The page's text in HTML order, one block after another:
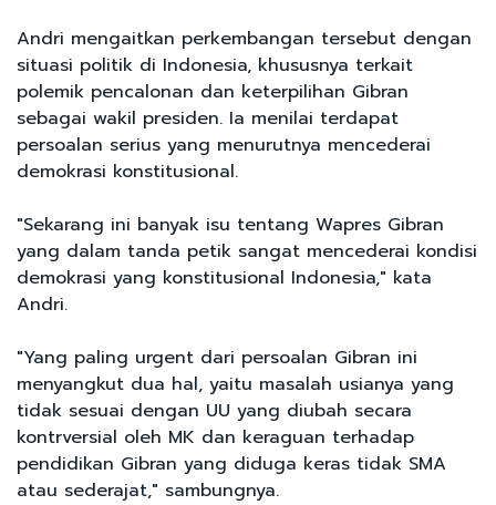
Andri mengaitkan perkembangan tersebut dengan
situasi politik di Indonesia, khususnya terkait
polemik pencalonan dan keterpilihan Gibran
sebagai wakil presiden. Ia menilai terdapat
persoalan serius yang menurutnya mencederai
demokrasi konstitusional.
"Sekarang ini banyak isu tentang Wapres Gibran
yang dalam tanda petik sangat mencederai kondisi
demokrasi yang konstitusional Indonesia," kata
Andri.
"Yang paling urgent dari persoalan Gibran ini
menyangkut dua hal, yaitu masalah usianya yang
tidak sesuai dengan UU yang diubah secara
kontrversial oleh MK dan keraguan terhadap
pendidikan Gibran yang diduga keras tidak SMA
atau sederajat," sambungnya.